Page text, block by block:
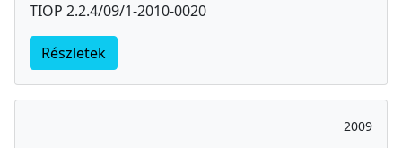
TIOP 2.2.4/09/1-2010-0020
Részletek
2009